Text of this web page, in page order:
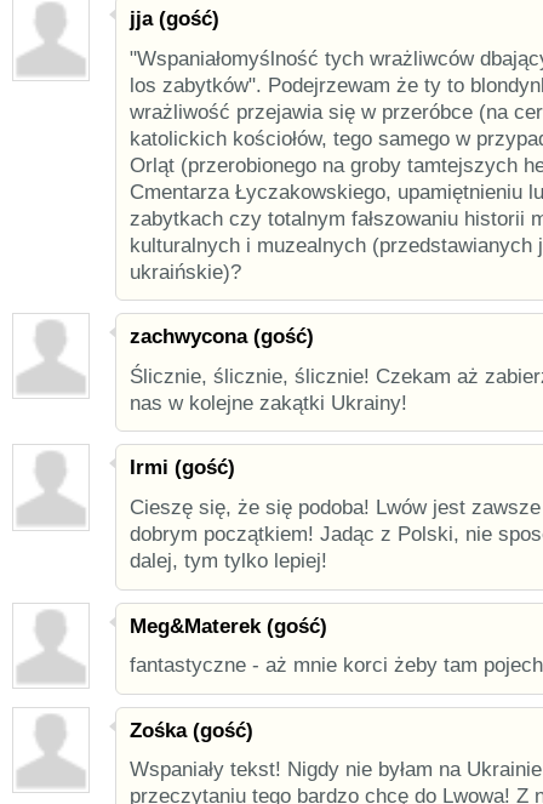
jja (gość)
"Wspaniałomyślność tych wrażliwców
los zabytków". Podejrzewam że ty to
wrażliwość przejawia się w przeróbce (na
katolickich kościołów, tego samego w
Orląt (przerobionego na groby tamtejszych
Cmentarza Łyczakowskiego, upamiętnieniu
zabytkach czy totalnym fałszowaniu historii
kulturalnych i muzealnych (przedstawianych
ukraińskie)?
zachwycona (gość)
Ślicznie, ślicznie, ślicznie! Czekam aż
nas w kolejne zakątki Ukrainy!
Irmi (gość)
Cieszę się, że się podoba! Lwów jest zawsze
dobrym początkiem! Jadąc z Polski, nie
dalej, tym tylko lepiej!
Meg&Materek (gość)
fantastyczne - aż mnie korci żeby tam
Zośka (gość)
Wspaniały tekst! Nigdy nie byłam na
przeczytaniu tego bardzo chcę do Lwowa! Z